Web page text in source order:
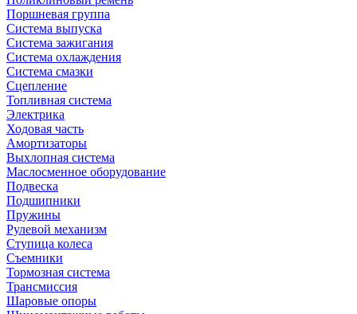
Поршневая группа
Система выпуска
Система зажигания
Система охлаждения
Система смазки
Сцепление
Топливная система
Электрика
Ходовая часть
Амортизаторы
Выхлопная система
Маслосменное оборудование
Подвеска
Подшипники
Пружины
Рулевой механизм
Ступица колеса
Съемники
Тормозная система
Трансмиссия
Шаровые опоры